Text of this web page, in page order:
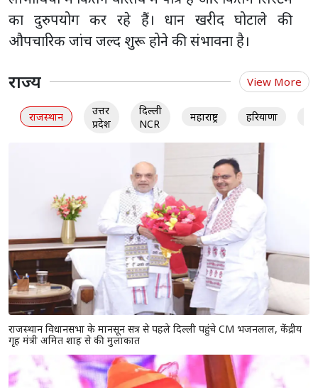
का दुरुपयोग कर रहे हैं। धान खरीद घोटाले की
औपचारिक जांच जल्द शुरू होने की संभावना है।
राज्य View More
राजस्थान
उत्तर
प्रदेश
दिल्ली
NCR
महाराष्ट्र हरियाणा
राजस्थान विधानसभा के मानसून सत्र से पहले दिल्ली पहुंचे CM भजनलाल, केंद्रीय
गृह मंत्री अमित शाह से की मुलाकात